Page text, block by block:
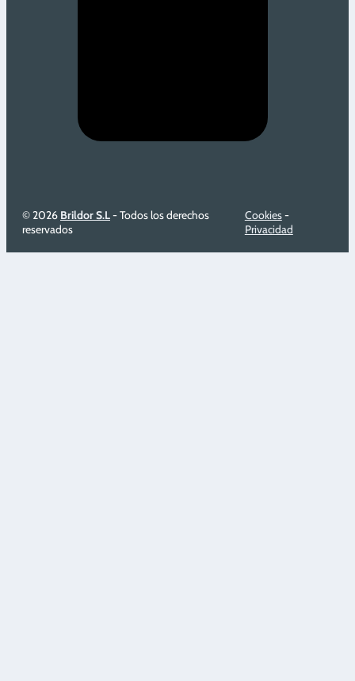
© 2026 Brildor S.L- Todos los derechos
reservados
Cookies-
Privacidad